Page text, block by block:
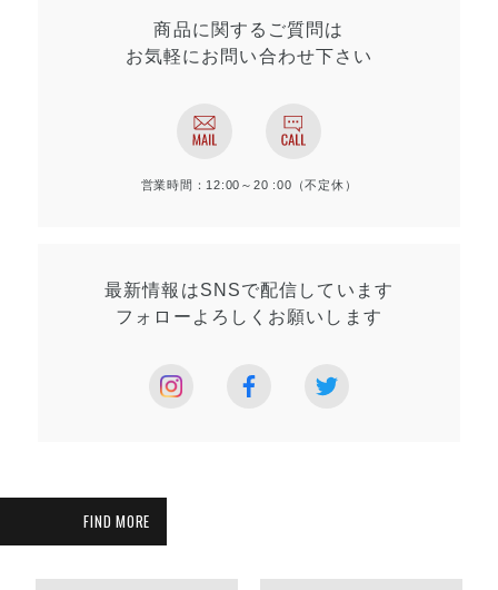
商品に関するご質問は
お気軽にお問い合わせ下さい
営業時間：12:00～20 :00（不定休）
最新情報はSNSで配信しています
フォローよろしく お願いします
FIND MORE